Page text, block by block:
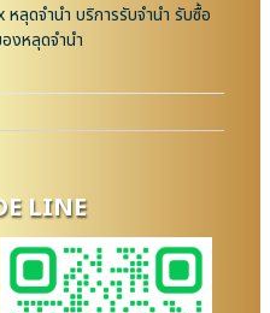
หลุดจำนำ บริการรับจำนำ รับซื้อ
งหลุดจำนำ
LINE